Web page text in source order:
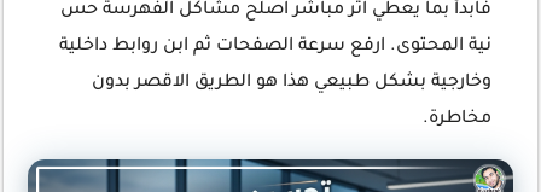
فابدأ بما يعطي اثر مباشر اصلح مشاكل الفهرسة حس
نية المحتوى. ارفع سرعة الصفحات ثم ابن روابط داخلية
وخارجية بشكل طبيعي هذا هو الطريق الاقصر بدون
مخاطرة.